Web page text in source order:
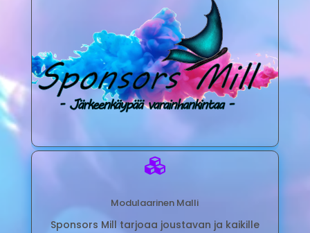

Modulaarinen Malli
Sponsors Mill tarjoaa joustavan ja kaikille